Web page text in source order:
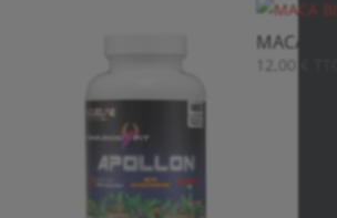
MACA BIO
12,00